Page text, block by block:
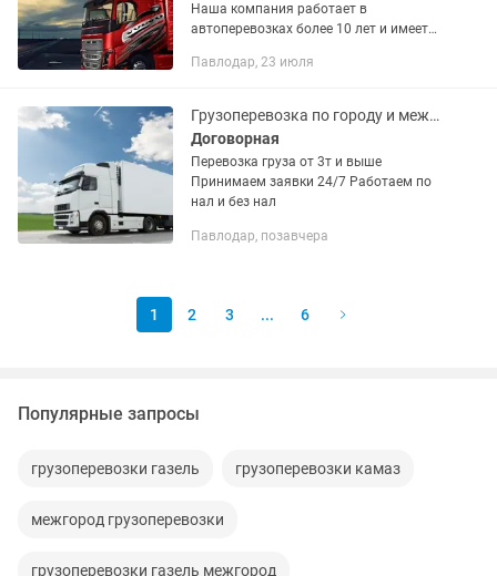
Наша компания работает в
автоперевозках более 10 лет и имеет
Предоставляем все виды документов.
Павлодар, 23 июля
Грузоперевозка по городу и межгород, тент,трал, реф,бортовой, открытый
Договорная
Перевозка груза от 3т и выше
Принимаем заявки 24/7 Работаем по
нал и без нал
Павлодар, позавчера
1 2 3 ... 6
Популярные запросы
грузоперевозки газель грузоперевозки камаз
межгород грузоперевозки
грузоперевозки газель межгород